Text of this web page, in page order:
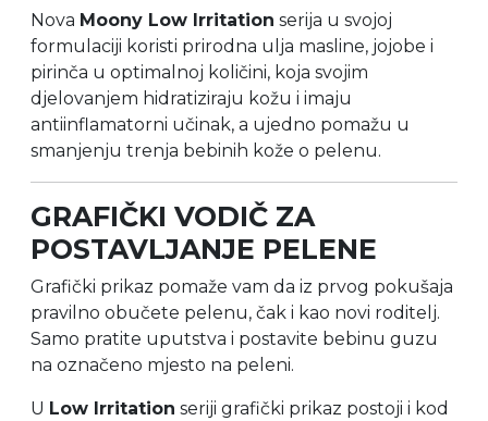
Nova Moony Low Irritation serija u svojoj
formulaciji koristi prirodna ulja masline, jojobe i
pirinča u optimalnoj količini, koja svojim
djelovanjem hidratiziraju kožu i imaju
antiinflamatorni učinak, a ujedno pomažu u
smanjenju trenja bebinih kože o pelenu.
GRAFIČKI VODIČ ZA
POSTAVLJANJE PELENE
Grafički prikaz pomaže vam da iz prvog pokušaja
pravilno obučete pelenu, čak i kao novi roditelj.
Samo pratite uputstva i postavite bebinu guzu
na označeno mjesto na peleni.
U Low Irritation seriji grafički prikaz postoji i kod